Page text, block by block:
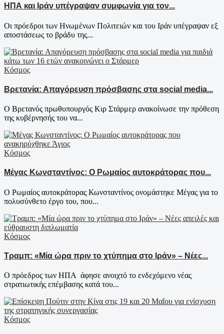
ΗΠΑ και Ιράν υπέγραψαν συμφωνία για τον...
Οι πρόεδροι των Ηνωμένων Πολιτειών και του Ιράν υπέγραψαν εξ
αποστάσεως το βράδυ της...
Κόσμος
Βρετανία: Απαγόρευση πρόσβασης στα social media...
Ο Βρετανός πρωθυπουργός Κιρ Στάρμερ ανακοίνωσε την πρόθεση
της κυβέρνησής του να...
Κόσμος
Μέγας Κωνσταντίνος: Ο Ρωμαίος αυτοκράτορας που...
Ο Ρωμαίος αυτοκράτορας Κωνσταντίνος ονομάστηκε Μέγας για το
πολυσύνθετο έργο του, που...
Κόσμος
Τραμπ: «Μία ώρα πριν το χτύπημα στο Ιράν» – Νέες...
Ο πρόεδρος των ΗΠΑ άφησε ανοιχτό το ενδεχόμενο νέας
στρατιωτικής επέμβασης κατά του...
Κόσμος